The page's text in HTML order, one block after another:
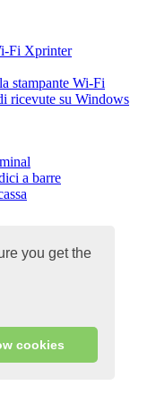
you get the
cookies
Fi Xprinter
stampante Wi-Fi
ricevute su Windows
a barre